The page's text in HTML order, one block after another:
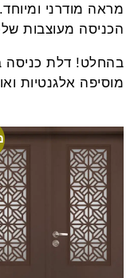
מראה מודרני
הכניסה מעוצבות
בהחלט! דלת כניסה
מוסיפה אלגנטיות